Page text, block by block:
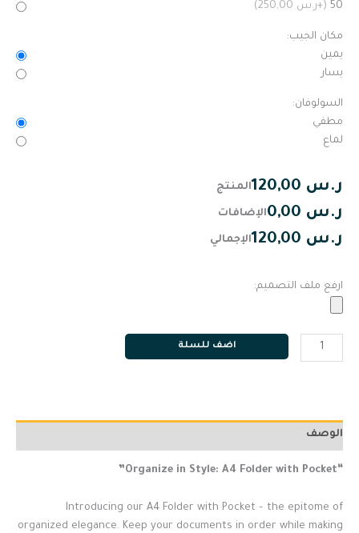
50 (+ر.س 250,00)
مكان الجيب:
يمين
يسار
السولوفان:
مطفي
لماع
المنتج ر.س 120,00
الإضافات ر.س 0,00
الإجمالي ر.س 120,00
ارفع ملف التصميم:
اضف للسلة
الوصف
“Organize in Style: A4 Folder with Pocket”
Introducing our A4 Folder with Pocket – the epitome of
organized elegance. Keep your documents in order while making